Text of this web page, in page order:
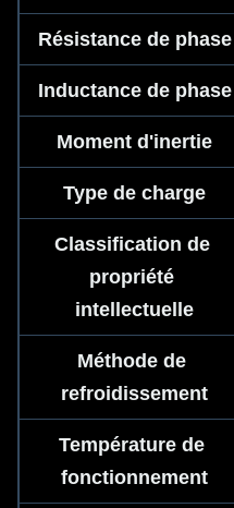
Résistance de phase
Inductance de phase
Moment d'inertie
Type de charge
Classification de
propriété
intellectuelle
Méthode de
refroidissement
Température de
fonctionnement